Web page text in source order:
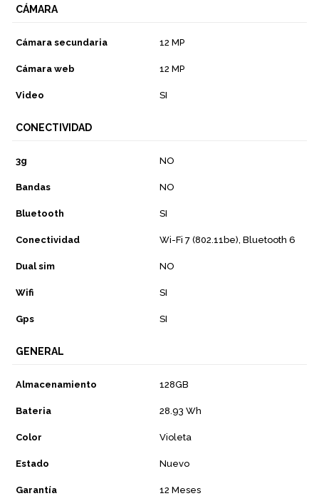
CÁMARA
Cámara secundaria 12 MP
Cámara web 12 MP
Video SI
CONECTIVIDAD
3g NO
Bandas NO
Bluetooth SI
Conectividad Wi-Fi 7 (802.11be), Bluetooth 6
Dual sim NO
Wifi SI
Gps SI
GENERAL
Almacenamiento 128GB
Bateria 28.93 Wh
Color Violeta
Estado Nuevo
Garantía 12 Meses